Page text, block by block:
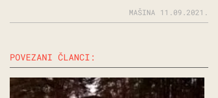
MAŠINA 11.09.2021.
POVEZANI ČLANCI: